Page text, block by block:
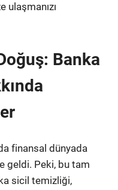
Banka
finansal dünyada
geldi. Peki, bu tam
sicil temizliği,